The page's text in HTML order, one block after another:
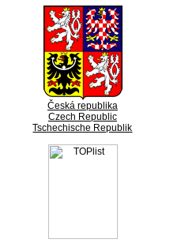
Česká republika
Czech Republic
Tschechische Republik